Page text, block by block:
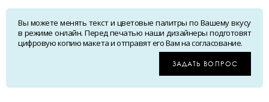
Вы можете менять текст и цветовые палитры по Вашему вкусу
в режиме онлайн. Перед печатью наши дизайнеры подготовят
цифровую копию макета и отправят его Вам на согласование.
ЗАДАТЬ ВОПРОС